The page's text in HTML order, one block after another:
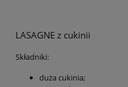
LASAGNE z cukinii
Składniki:
duża cukinia;